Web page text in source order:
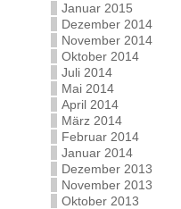
Januar 2015
Dezember 2014
November 2014
Oktober 2014
Juli 2014
Mai 2014
April 2014
März 2014
Februar 2014
Januar 2014
Dezember 2013
November 2013
Oktober 2013